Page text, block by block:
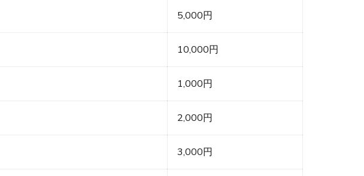
5,000円
10,000円
1,000円
2,000円
3,000円